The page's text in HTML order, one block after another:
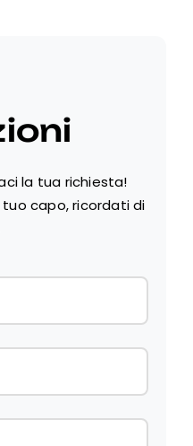
la tua richiesta!
tuo capo, ricordati di